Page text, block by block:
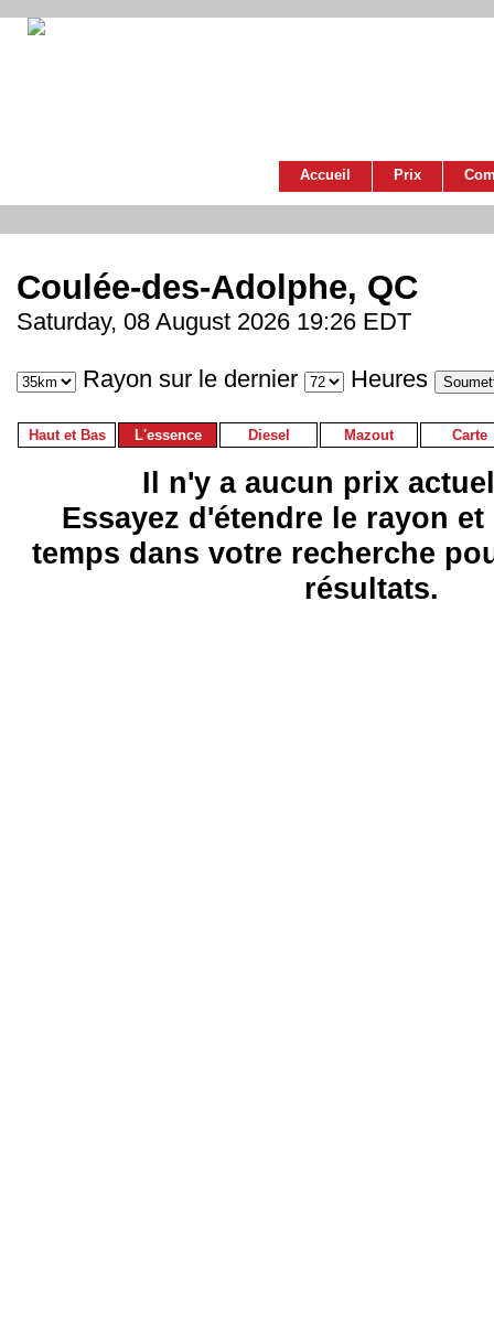
Accueil Prix
Coulée-des-Adolphe, QC
Saturday, 08 August 2026 19:26 EDT
Rayon sur le dernier Heures
Haut et Bas L'essence Diesel Mazout Carte
Il n'y a aucun prix
Essayez d'étendre le rayon
temps dans votre recherche
résultats.